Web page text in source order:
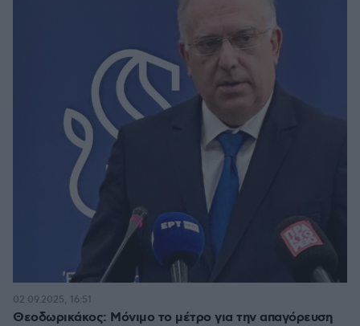
Θεοδωρικάκος: Μόνιμο το μέτρο για την απαγόρευση
02.09.2025, 16:51